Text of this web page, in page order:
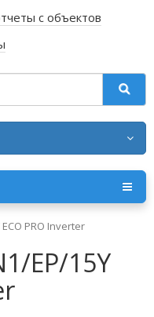
с объектов
PRO Inverter
EP/15Y